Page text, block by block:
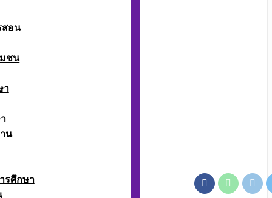
สอน
มชน
า
น
รศึกษา